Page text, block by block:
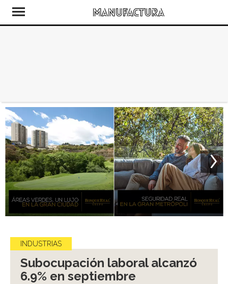
INDUSTRIAS
Subocupación laboral alcanzó
6.9% en septiembre